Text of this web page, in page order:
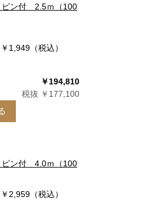
ン付 2.5ｍ（100
1,949（税込）
￥194,810
税抜 ￥177,100
ン付 4.0ｍ（100
2,959（税込）